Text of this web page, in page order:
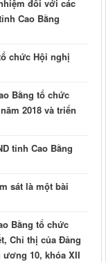
đối với các
Cao Bằng
chức Hội nghị
Bằng tổ chức
2018 và triển
tỉnh Cao Bằng
sát là một bài
Bằng tổ chức
Chỉ thị của Đảng
10, khóa XII